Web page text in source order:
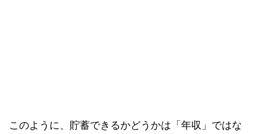
このように、貯蓄できるかどうかは「年収」ではな